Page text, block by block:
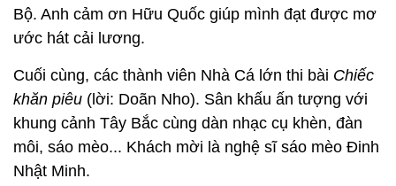
Bộ. Anh cảm ơn Hữu Quốc giúp mình đạt được mơ
ước hát cải lương.
Cuối cùng, các thành viên Nhà Cá lớn thi bài Chiếc
khăn piêu (lời: Doãn Nho). Sân khấu ấn tượng với
khung cảnh Tây Bắc cùng dàn nhạc cụ khèn, đàn
môi, sáo mèo... Khách mời là nghệ sĩ sáo mèo Đinh
Nhật Minh.